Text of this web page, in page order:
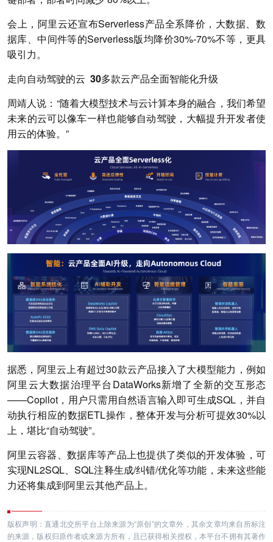
会上，阿里云还宣布Serverless产品全系降价，大数据、数
据库、中间件等的Serverless版均降价30%-70%不等，更具
吸引力。
走向自动驾驶的云 30多款云产品全面智能化升级
周靖人说：“随着大模型技术与云计算本身的融合，我们希望
未来的云可以像车一样也能够自动驾驶，大幅提升开发者使
用云的体验。”
据悉，阿里云上有超过30款云产品接入了大模型能力，例如
阿里云大数据治理平台DataWorks新增了全新的交互形态
——Copilot，用户只需用自然语言输入即可生成SQL，并自
动执行相应的数据ETL操作，整体开发与分析可提效30%以
上，堪比“自动驾驶”。
阿里云容器、数据库等产品上也提供了类似的开发体验，可
实现NL2SQL、SQL注释生成/纠错/优化等功能，未来这些能
力还将集成到阿里云其他产品上。
版权声明：直通北交所平台上除来源为“原创”的文章外，其余文章均来自所标注
的来源，版权归原作者或来源方所有，且已获得相关授权，本平台不拥有其著作